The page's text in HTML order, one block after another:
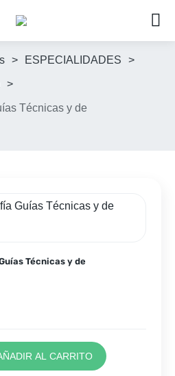
> ESPECIALIDADES >
>
Técnicas y de
Técnicas y de
AL CARRITO